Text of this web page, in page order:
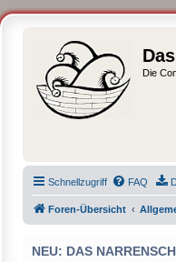
Die
Schnellzugriff FAQ
Foren-Übersicht
NEU: DAS